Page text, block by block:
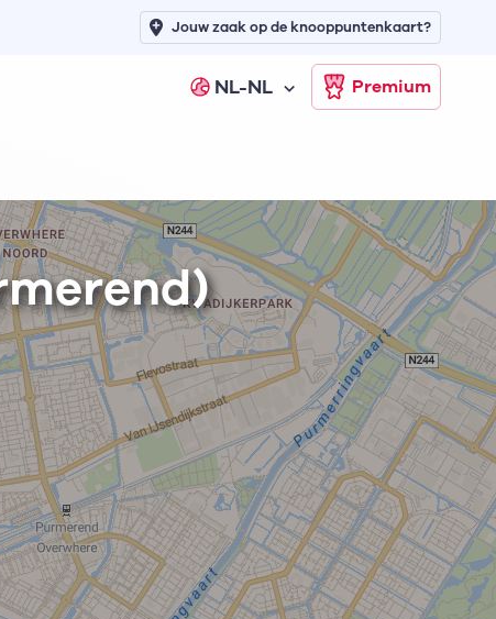
NL-NL Premium
Jouw zaak op de knooppuntenkaart?